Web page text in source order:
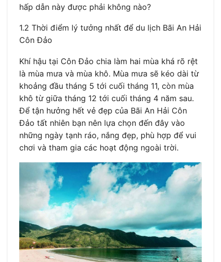
hấp dẫn này được phải không nào?
1.2 Thời điểm lý tưởng nhất để du lịch Bãi An Hải
Côn Đảo
Khí hậu tại Côn Đảo chia làm hai mùa khá rõ rệt
là mùa mưa và mùa khô. Mùa mưa sẽ kéo dài từ
khoảng đầu tháng 5 tới cuối tháng 11, còn mùa
khô từ giữa tháng 12 tới cuối tháng 4 năm sau.
Để tận hưởng hết vẻ đẹp của Bãi An Hải Côn
Đảo tất nhiên bạn nên lựa chọn đến đây vào
những ngày tạnh ráo, nắng đẹp, phù hợp để vui
chơi và tham gia các hoạt động ngoài trời.